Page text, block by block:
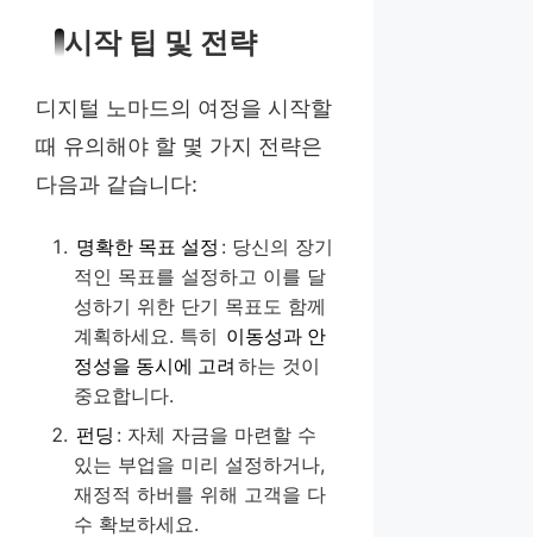
시작 팁 및 전략
디지털 노마드의 여정을 시작할
때 유의해야 할 몇 가지 전략은
다음과 같습니다:
명확한 목표 설정 : 당신의 장기
적인 목표를 설정하고 이를 달
성하기 위한 단기 목표도 함께
계획하세요. 특히 이동성과 안
정성을 동시에 고려 하는 것이
중요합니다.
펀딩 : 자체 자금을 마련할 수
있는 부업을 미리 설정하거나,
재정적 하버를 위해 고객을 다
수 확보하세요.